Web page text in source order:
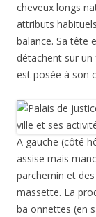
cheveux longs
attributs
balance. Sa tête
détachent sur
est posée à son
A gauche (côté
assise mais
parchemin et
massette. La
baïonnettes (en